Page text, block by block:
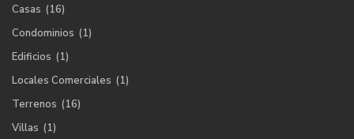
Casas (16)
Condominios (1)
Edificios (1)
Locales Comerciales (1)
Terrenos (16)
Villas (1)